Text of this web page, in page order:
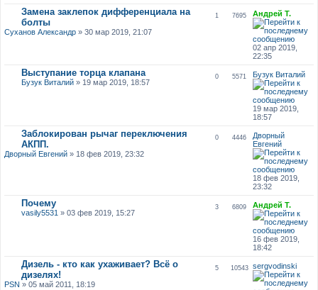
Замена заклепок дифференциала на
болты
Суханов Александр» 30 мар 2019, 21:07
1 7695 Андрей Т.
02 апр 2019,
22:35
Выступание торца клапана
Бузук Виталий» 19 мар 2019, 18:57
0 5571 Бузук Виталий
19 мар 2019,
18:57
Заблокирован рычаг переключения
АКПП.
Дворный Евгений» 18 фев 2019, 23:32
0 4446
Дворный
Евгений
18 фев 2019,
23:32
Почему
vasily5531 » 03 фев 2019, 15:27
3 6809 Андрей Т.
16 фев 2019,
18:42
Дизель - кто как ухаживает? Всё о
дизелях!
PSN » 05 май 2011, 18:19
5 10543 sergvodinski